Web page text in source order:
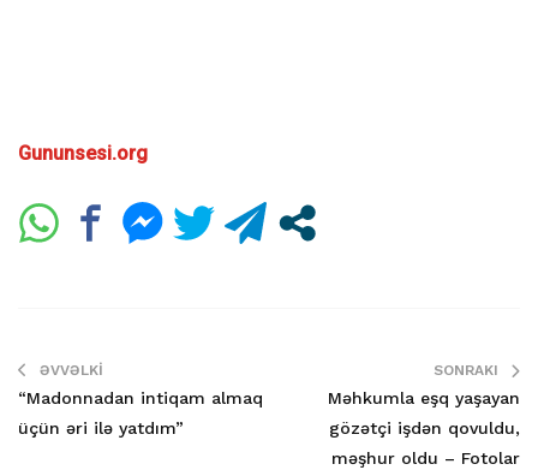
Gununsesi.org
ƏVVƏLKI
“Madonnadan intiqam almaq
üçün əri ilə yatdım”
SONRAKI
Məhkumla eşq yaşayan
gözətçi işdən qovuldu,
məşhur oldu – Fotolar